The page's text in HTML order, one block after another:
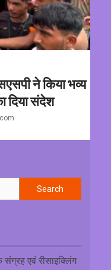
ने किया भव्य
दिया संदेश
Search
संग्रह एवं रीसाइक्लिंग